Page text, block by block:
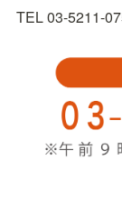
TEL 03-5211-